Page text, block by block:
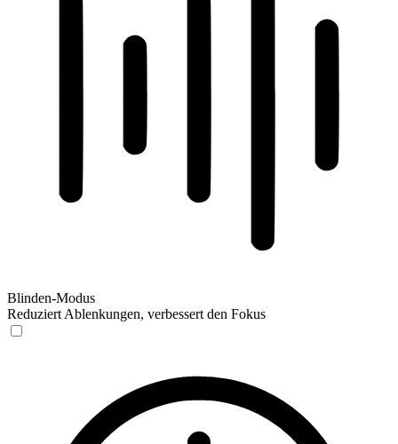
Blinden-Modus
Reduziert Ablenkungen, verbessert den Fokus